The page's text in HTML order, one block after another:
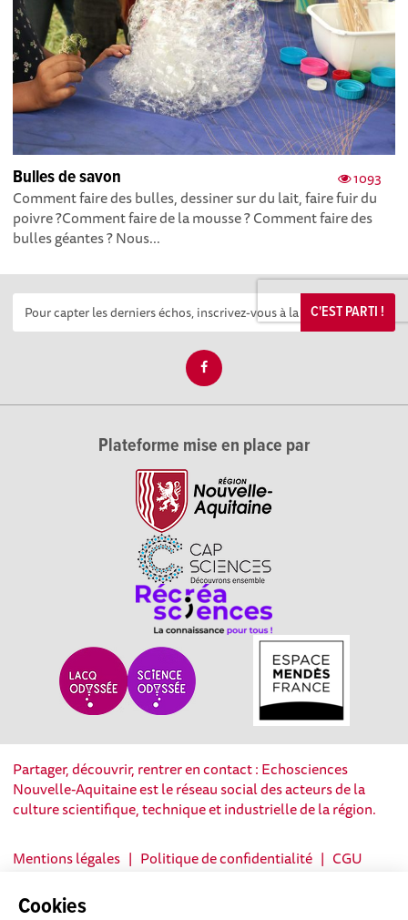
Cookies
1093
Bulles de savon
Comment faire des bulles, dessiner sur du lait, faire fuir du
poivre ? Comment faire de la mousse ? Comment faire des
bulles géantes ? Nous...
C'EST PARTI !
Plateforme mise en place par
Partager, découvrir, rentrer en contact : Echosciences
Nouvelle-Aquitaine est le réseau social des acteurs de la
culture scientifique, technique et industrielle de la région.
Mentions légales | Politique de confidentialité | CGU